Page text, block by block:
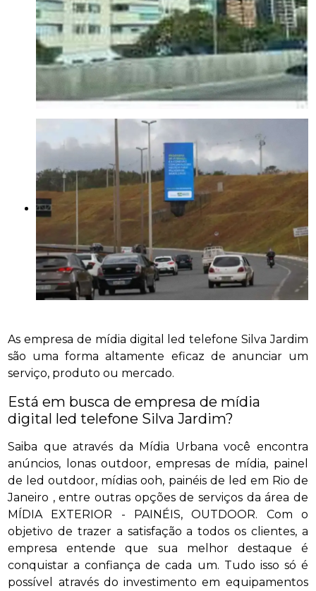
As empresa de mídia digital led telefone Silva Jardim
são uma forma altamente eficaz de anunciar um
serviço, produto ou mercado.
Está em busca de empresa de mídia
digital led telefone Silva Jardim?
Saiba que através da Mídia Urbana você encontra
anúncios, lonas outdoor, empresas de mídia, painel
de led outdoor, mídias ooh, painéis de led em Rio de
Janeiro , entre outras opções de serviços da área de
MÍDIA EXTERIOR - PAINÉIS, OUTDOOR. Com o
objetivo de trazer a satisfação a todos os clientes, a
empresa entende que sua melhor destaque é
conquistar a confiança de cada um. Tudo isso só é
possível através do investimento em equipamentos